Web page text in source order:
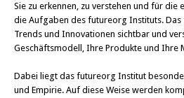
Sie zu erkennen, zu verstehen und für die
die Aufgaben des futureorg Instituts.
Trends und Innovationen sichtbar und
Geschäftsmodell, Ihre Produkte und Ihre
Dabei liegt das futureorg Institut
und Empirie. Auf diese Weise werden